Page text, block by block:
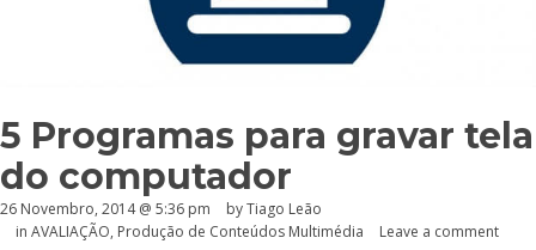
5 Programas para gravar tela
do computador
26 Novembro, 2014 @ 5:36 pm
by Tiago Leão
in AVALIAÇÃO, Produção de Conteúdos Multimédia Leave a comment